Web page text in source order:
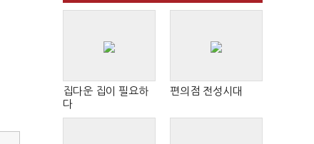
집다운 집이 필요하
다
편의점 전성시대